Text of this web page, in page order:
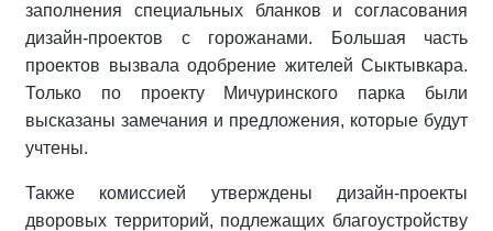
заполнения специальных бланков и согласования
дизайн-проектов с горожанами. Большая часть
проектов вызвала одобрение жителей Сыктывкара.
Только по проекту Мичуринского парка были
высказаны замечания и предложения, которые будут
учтены.
Также комиссией утверждены дизайн-проекты
дворовых территорий, подлежащих благоустройству